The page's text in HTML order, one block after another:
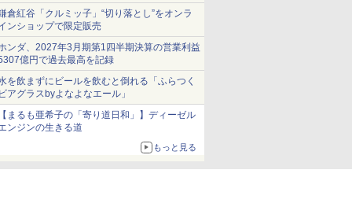
倉紅谷「クルミッ子」“切り落とし”をオンラ
ンショップで限定販売
ンダ、2027年3月期第1四半期決算の営業利益
億円で過去最高を記録
を飲まずにビールを飲むと倒れる「ふらつく
アグラスbyよなよなエール」
まるも亜希子の「寄り道日和」】ディーゼル
ンジンの生きる道
もっと見る